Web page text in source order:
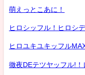
萌えっとこあに！
ヒロシッフル！ヒロシ
ヒロユキユキッフル
徹夜DEテツヤッフル!！